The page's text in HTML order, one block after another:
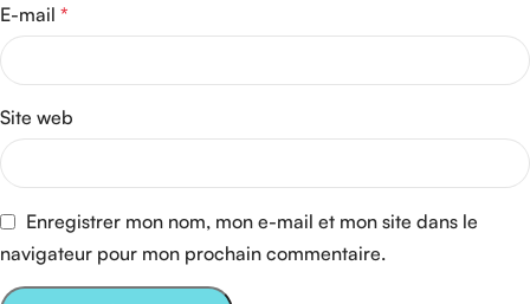
E-mail *
Site web
Enregistrer mon nom, mon e-mail et mon site dans le
navigateur pour mon prochain commentaire.